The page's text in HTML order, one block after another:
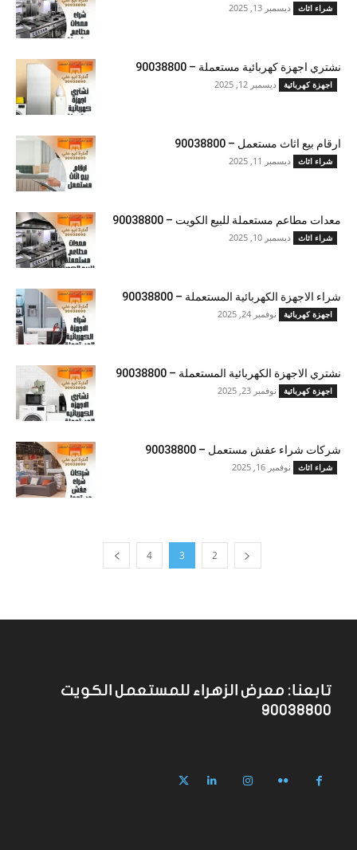
شراء اثاث ديسمبر 13, 2025
نشتري اجهزة كهربائية مستعملة – 90038800
اجهزة كهربائية ديسمبر 12, 2025
ارقام بيع اثاث مستعمل – 90038800
شراء اثاث ديسمبر 11, 2025
معدات مطاعم مستعملة للبيع الكويت – 90038800
شراء اثاث ديسمبر 10, 2025
شراء الاجهزة الكهربائية المستعملة – 90038800
اجهزة كهربائية نوفمبر 24, 2025
نشتري الاجهزة الكهربائية المستعملة – 90038800
اجهزة كهربائية نوفمبر 23, 2025
شركات شراء عفش مستعمل – 90038800
شراء اثاث نوفمبر 16, 2025
2
3
4
تابعنا: معرض الزهراء للمستعمل الكويت
90038800